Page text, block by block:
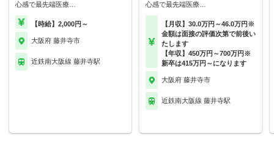
心感で最先端医療…
【時給】2,000円～
大阪府 藤井寺市
近鉄南大阪線 藤井寺駅
心感で最先端医療…
【月収】30.0万円～46.0万円※
金額は面接の評価次第で前後い
たします
【年収】450万円～700万円※
新卒は415万円～になります
大阪府 藤井寺市
近鉄南大阪線 藤井寺駅